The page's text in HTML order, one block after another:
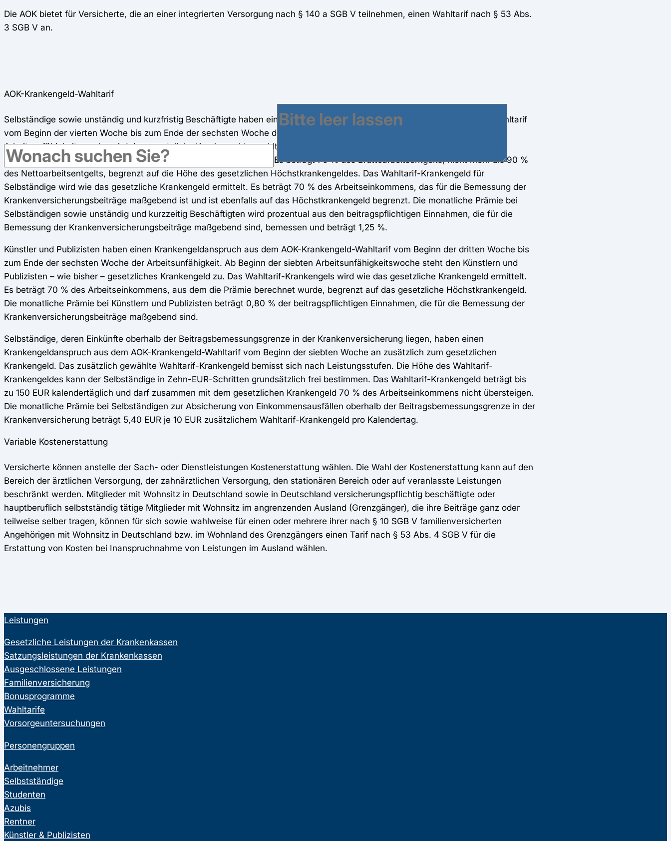
Die AOK bietet für Versicherte, die an einer integrierten Versorgung nach § 140 a SGB V teilnehmen, einen Wahltarif nach § 53 Abs.
3 SGB V an.
AOK-Krankengeld-Wahltarif
Selbständige sowie unständig und kurzfristig Beschäftigte haben einen Krankengeldanspruch aus dem AOK-Krankengeld-Wahltarif
vom Beginn der vierten Woche bis zum Ende der sechsten Woche der Arbeitsunfähigkeit. Ab Beginn der siebten
Arbeitsunfähigkeitswoche wird das gesetzliche Krankengeld gezahlt. Das Wahltarif-Krankengeld der unständig und kurzfristig
Beschäftigten wird wie bei allen anderen Arbeitsnehmern ermittelt. Es beträgt 70 % des Bruttoarbeitsentgelts, nicht mehr als 90 %
des Nettoarbeitsentgelts, begrenzt auf die Höhe des gesetzlichen Höchstkrankengeldes. Das Wahltarif-Krankengeld für
Selbständige wird wie das gesetzliche Krankengeld ermittelt. Es beträgt 70 % des Arbeitseinkommens, das für die Bemessung der
Krankenversicherungsbeiträge maßgebend ist und ist ebenfalls auf das Höchstkrankengeld begrenzt. Die monatliche Prämie bei
Selbständigen sowie unständig und kurzzeitig Beschäftigten wird prozentual aus den beitragspflichtigen Einnahmen, die für die
Bemessung der Krankenversicherungsbeiträge maßgebend sind, bemessen und beträgt 1,25 %.
Künstler und Publizisten haben einen Krankengeldanspruch aus dem AOK-Krankengeld-Wahltarif vom Beginn der dritten Woche bis
zum Ende der sechsten Woche der Arbeitsunfähigkeit. Ab Beginn der siebten Arbeitsunfähigkeitswoche steht den Künstlern und
Publizisten – wie bisher – gesetzliches Krankengeld zu. Das Wahltarif-Krankengels wird wie das gesetzliche Krankengeld ermittelt.
Es beträgt 70 % des Arbeitseinkommens, aus dem die Prämie berechnet wurde, begrenzt auf das gesetzliche Höchstkrankengeld.
Die monatliche Prämie bei Künstlern und Publizisten beträgt 0,80 % der beitragspflichtigen Einnahmen, die für die Bemessung der
Krankenversicherungsbeiträge maßgebend sind.
Selbständige, deren Einkünfte oberhalb der Beitragsbemessungsgrenze in der Krankenversicherung liegen, haben einen
Krankengeldanspruch aus dem AOK-Krankengeld-Wahltarif vom Beginn der siebten Woche an zusätzlich zum gesetzlichen
Krankengeld. Das zusätzlich gewählte Wahltarif-Krankengeld bemisst sich nach Leistungsstufen. Die Höhe des Wahltarif-
Krankengeldes kann der Selbständige in Zehn-EUR-Schritten grundsätzlich frei bestimmen. Das Wahltarif-Krankengeld beträgt bis
zu 150 EUR kalendertäglich und darf zusammen mit dem gesetzlichen Krankengeld 70 % des Arbeitseinkommens nicht übersteigen.
Die monatliche Prämie bei Selbständigen zur Absicherung von Einkommensausfällen oberhalb der Beitragsbemessungsgrenze in der
Krankenversicherung beträgt 5,40 EUR je 10 EUR zusätzlichem Wahltarif-Krankengeld pro Kalendertag.
Variable Kostenerstattung
Versicherte können anstelle der Sach- oder Dienstleistungen Kostenerstattung wählen. Die Wahl der Kostenerstattung kann auf den
Bereich der ärztlichen Versorgung, der zahnärztlichen Versorgung, den stationären Bereich oder auf veranlasste Leistungen
beschränkt werden. Mitglieder mit Wohnsitz in Deutschland sowie in Deutschland versicherungspflichtig beschäftigte oder
hauptberuflich selbstständig tätige Mitglieder mit Wohnsitz im angrenzenden Ausland (Grenzgänger), die ihre Beiträge ganz oder
teilweise selber tragen, können für sich sowie wahlweise für einen oder mehrere ihrer nach § 10 SGB V familienversicherten
Angehörigen mit Wohnsitz in Deutschland bzw. im Wohnland des Grenzgängers einen Tarif nach § 53 Abs. 4 SGB V für die
Erstattung von Kosten bei Inanspruchnahme von Leistungen im Ausland wählen.
Leistungen
Gesetzliche Leistungen der Krankenkassen
Satzungsleistungen der Krankenkassen
Ausgeschlossene Leistungen
Familienversicherung
Bonusprogramme
Wahltarife
Vorsorgeuntersuchungen
Personengruppen
Arbeitnehmer
Selbstständige
Studenten
Azubis
Rentner
Künstler & Publizisten